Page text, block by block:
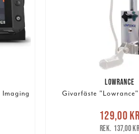
Imaging
LOWRANCE
Givarfäste
Nuvarande
Tidigare pris
129,00 kr
137,00 kr